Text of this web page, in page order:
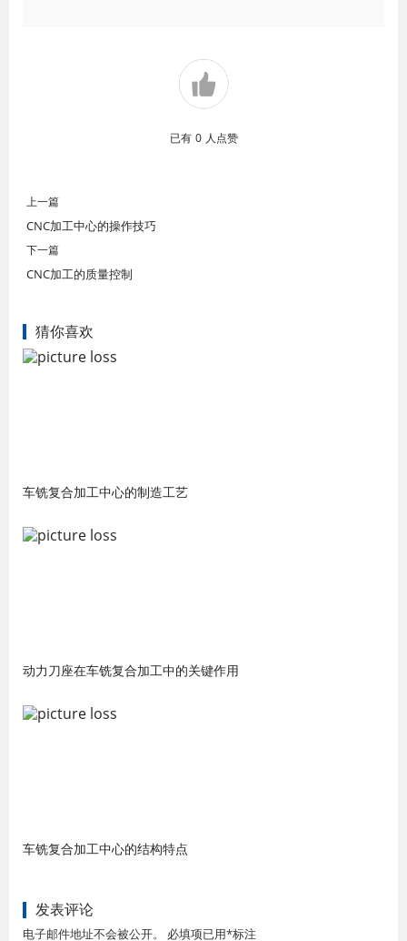
已有 0 人点赞
上一篇
CNC加工中心的操作技巧
下一篇
CNC加工的质量控制
猜你喜欢
车铣复合加工中心的制造工艺
动力刀座在车铣复合加工中的关键作用
车铣复合加工中心的结构特点
发表评论
电子邮件地址不会被公开。 必填项已用*标注